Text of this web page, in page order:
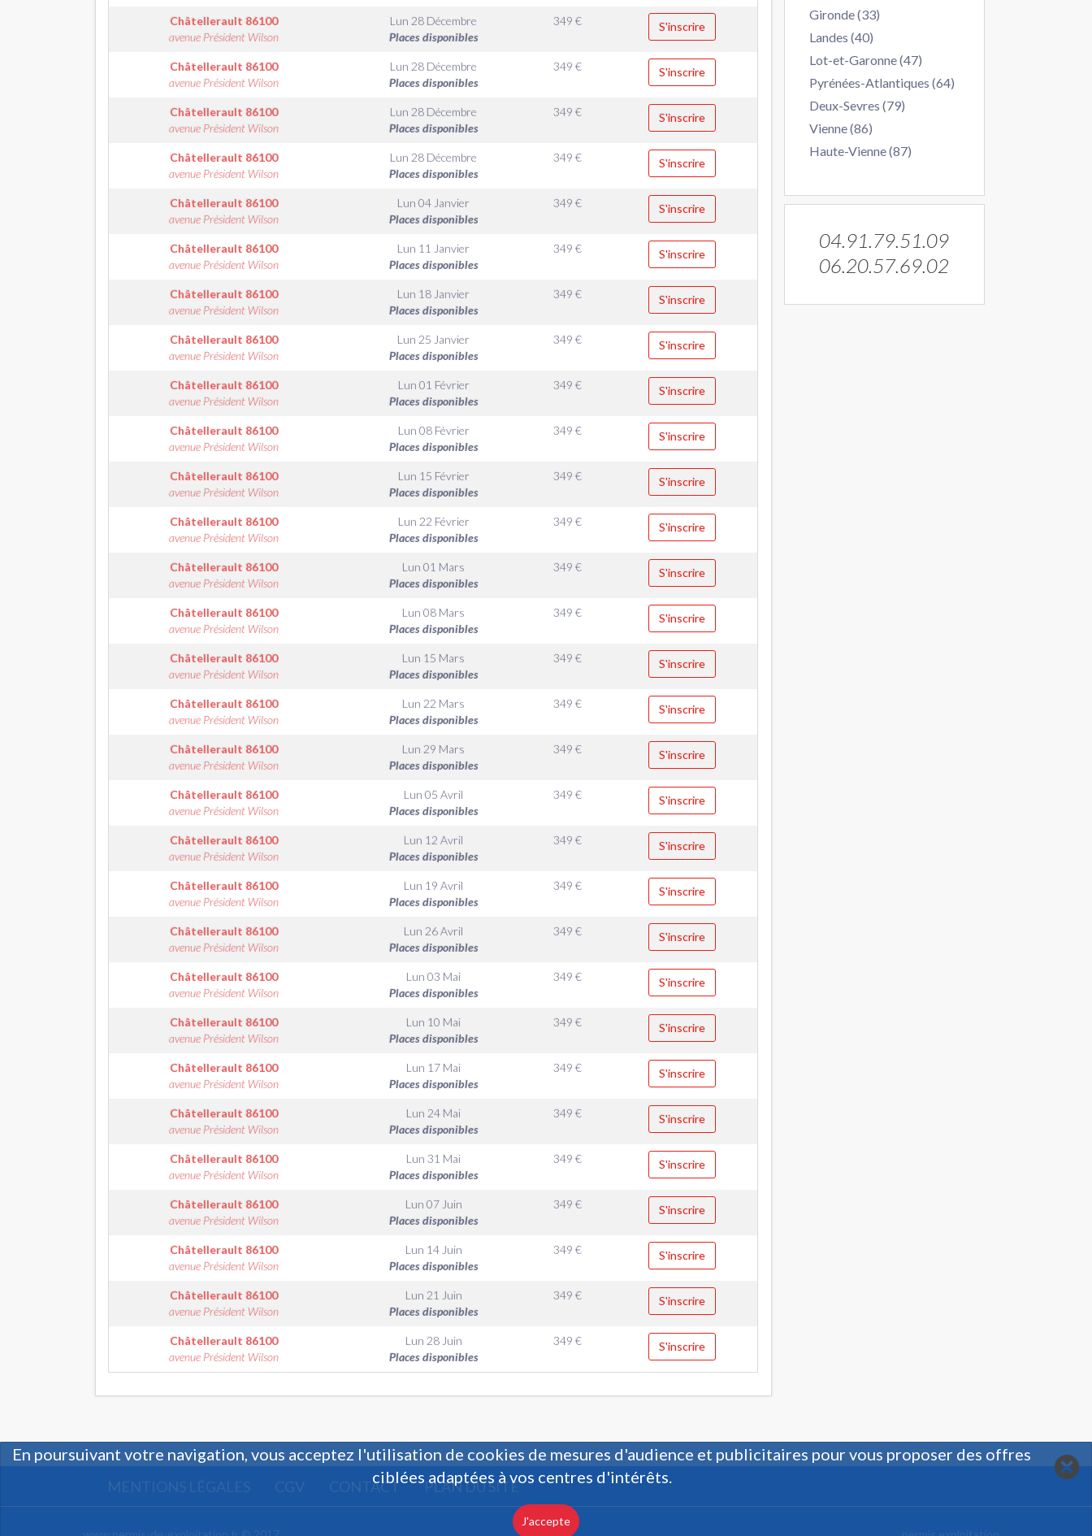
Châtellerault 86100
avenue Président Wilson
Lun 28 Décembre
Places disponibles
349€ S'inscrire
Châtellerault 86100
avenue Président Wilson
Lun 28 Décembre
Places disponibles
349€ S'inscrire
Châtellerault 86100
avenue Président Wilson
Lun 28 Décembre
Places disponibles
349€ S'inscrire
Châtellerault 86100
avenue Président Wilson
Lun 28 Décembre
Places disponibles
349€ S'inscrire
Châtellerault 86100
avenue Président Wilson
Lun 04 Janvier
Places disponibles
349€ S'inscrire
Châtellerault 86100
avenue Président Wilson
Lun 11 Janvier
Places disponibles
349€ S'inscrire
Châtellerault 86100
avenue Président Wilson
Lun 18 Janvier
Places disponibles
349€ S'inscrire
Châtellerault 86100
avenue Président Wilson
Lun 25 Janvier
Places disponibles
349€ S'inscrire
Châtellerault 86100
avenue Président Wilson
Lun 01 Février
Places disponibles
349€ S'inscrire
Châtellerault 86100
avenue Président Wilson
Lun 08 Février
Places disponibles
349€ S'inscrire
Châtellerault 86100
avenue Président Wilson
Lun 15 Février
Places disponibles
349€ S'inscrire
Châtellerault 86100
avenue Président Wilson
Lun 22 Février
Places disponibles
349€ S'inscrire
Châtellerault 86100
avenue Président Wilson
Lun 01 Mars
Places disponibles
349€ S'inscrire
Châtellerault 86100
avenue Président Wilson
Lun 08 Mars
Places disponibles
349€ S'inscrire
Châtellerault 86100
avenue Président Wilson
Lun 15 Mars
Places disponibles
349€ S'inscrire
Châtellerault 86100
avenue Président Wilson
Lun 22 Mars
Places disponibles
349€ S'inscrire
Châtellerault 86100
avenue Président Wilson
Lun 29 Mars
Places disponibles
349€ S'inscrire
Châtellerault 86100
avenue Président Wilson
Lun 05 Avril
Places disponibles
349€ S'inscrire
Châtellerault 86100
avenue Président Wilson
Lun 12 Avril
Places disponibles
349€ S'inscrire
Châtellerault 86100
avenue Président Wilson
Lun 19 Avril
Places disponibles
349€ S'inscrire
Châtellerault 86100
avenue Président Wilson
Lun 26 Avril
Places disponibles
349€ S'inscrire
Châtellerault 86100
avenue Président Wilson
Lun 03 Mai
Places disponibles
349€ S'inscrire
Châtellerault 86100
avenue Président Wilson
Lun 10 Mai
Places disponibles
349€ S'inscrire
Châtellerault 86100
avenue Président Wilson
Lun 17 Mai
Places disponibles
349€ S'inscrire
Châtellerault 86100
avenue Président Wilson
Lun 24 Mai
Places disponibles
349€ S'inscrire
Châtellerault 86100
avenue Président Wilson
Lun 31 Mai
Places disponibles
349€ S'inscrire
Châtellerault 86100
avenue Président Wilson
Lun 07 Juin
Places disponibles
349€ S'inscrire
Châtellerault 86100
avenue Président Wilson
Lun 14 Juin
Places disponibles
349€ S'inscrire
Châtellerault 86100
avenue Président Wilson
Lun 21 Juin
Places disponibles
349€ S'inscrire
Châtellerault 86100
avenue Président Wilson
Lun 28 Juin
Places disponibles
349€ S'inscrire
Gironde (33)
Landes (40)
Lot-et-Garonne (47)
Pyrénées-Atlantiques (64)
Deux-Sevres (79)
Vienne (86)
Haute-Vienne (87)
04.91.79.51.09
06.20.57.69.02
MENTIONS LÉGALES CGV CONTACT PLAN DU SITE
En poursuivant votre navigation, vous acceptez l'utilisation de cookies de mesures d'audience et publicitaires pour vous proposer des offres
ciblées adaptées à vos centres d'intérêts.